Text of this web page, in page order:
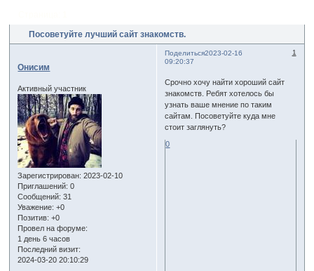
Посоветуйте лучший сайт знакомств.
Поделиться 1
2023-02-16
09:20:37
Онисим
Активный участник
Зарегистрирован: 2023-02-10
Приглашений: 0
Сообщений: 31
Уважение: +0
Позитив: +0
Провел на форуме:
1 день 6 часов
Последний визит:
2024-03-20 20:10:29
Срочно хочу найти хороший сайт
знакомств. Ребят хотелось бы
узнать ваше мнение по таким
сайтам. Посоветуйте куда мне
стоит заглянуть?
0